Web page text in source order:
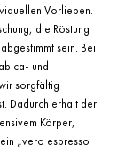
Vorlieben.
die Röstung
sein. Bei
und
sorgfältig
Dadurch erhält der
Körper,
„vero espresso